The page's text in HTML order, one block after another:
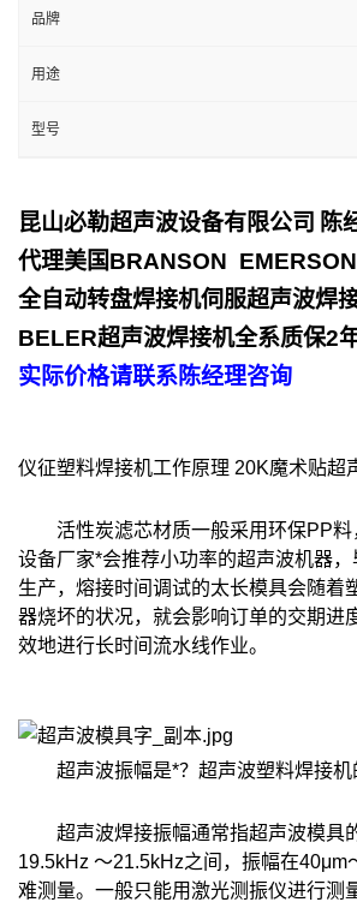
品牌
用途
型号
昆山必勒超声波设备有限公司 陈
代理美国BRANSON EMERSON
全自动转盘焊接机伺服超声波焊
BELER超声波焊接机全系质保2
实际价格请联系陈经理咨询
仪征塑料焊接机工作原理 20K魔术贴超
活性炭滤芯材质一般采用环保PP料
设备厂家*会推荐小功率的超声波机器
生产，熔接时间调试的太长模具会随着
器烧坏的状况，就会影响订单的交期进
效地进行长时间流水线作业。
超声波振幅是*？超声波塑料焊接机
超声波焊接振幅通常指超声波模具的
19.5kHz ～21.5kHz之间，振幅在
难测量。一般只能用激光测振仪进行测